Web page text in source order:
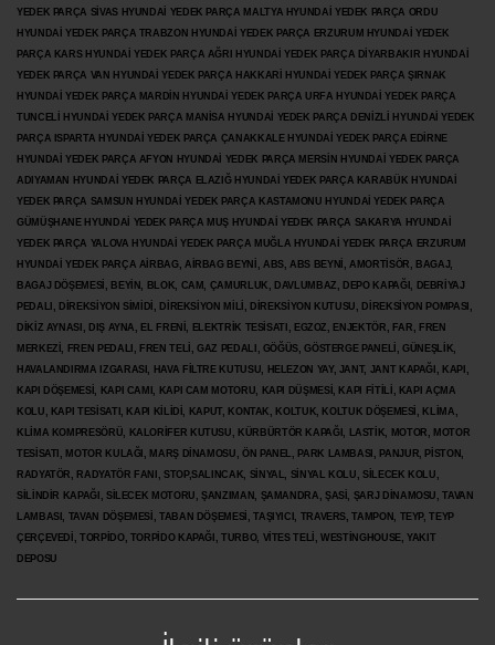
YEDEK PARÇA SİVAS HYUNDAİ YEDEK PARÇA MALTYA HYUNDAİ YEDEK PARÇA ORDU
HYUNDAİ YEDEK PARÇA TRABZON HYUNDAİ YEDEK PARÇA ERZURUM HYUNDAİ YEDEK
PARÇA KARS HYUNDAİ YEDEK PARÇA AĞRI HYUNDAİ YEDEK PARÇA DİYARBAKIR HYUNDAİ
YEDEK PARÇA VAN HYUNDAİ YEDEK PARÇA HAKKARİ HYUNDAİ YEDEK PARÇA ŞIRNAK
HYUNDAİ YEDEK PARÇA MARDİN HYUNDAİ YEDEK PARÇA URFA HYUNDAİ YEDEK PARÇA
TUNCELİ HYUNDAİ YEDEK PARÇA MANİSA HYUNDAİ YEDEK PARÇA DENİZLİ HYUNDAİ YEDEK
PARÇA ISPARTA HYUNDAİ YEDEK PARÇA ÇANAKKALE HYUNDAİ YEDEK PARÇA EDİRNE
HYUNDAİ YEDEK PARÇA AFYON HYUNDAİ YEDEK PARÇA MERSİN HYUNDAİ YEDEK PARÇA
ADIYAMAN HYUNDAİ YEDEK PARÇA ELAZIĞ HYUNDAİ YEDEK PARÇA KARABÜK HYUNDAİ
YEDEK PARÇA SAMSUN HYUNDAİ YEDEK PARÇA KASTAMONU HYUNDAİ YEDEK PARÇA
GÜMÜŞHANE HYUNDAİ YEDEK PARÇA MUŞ HYUNDAİ YEDEK PARÇA SAKARYA HYUNDAİ
YEDEK PARÇA YALOVA HYUNDAİ YEDEK PARÇA MUĞLA HYUNDAİ YEDEK PARÇA ERZURUM
HYUNDAİ YEDEK PARÇA AİRBAG, AİRBAG BEYNİ, ABS, ABS BEYNİ, AMORTİSÖR, BAGAJ,
BAGAJ DÖŞEMESİ, BEYİN, BLOK, CAM, ÇAMURLUK, DAVLUMBAZ, DEPO KAPAĞI, DEBRİYAJ
PEDALI, DİREKSİYON SİMİDİ, DİREKSİYON MİLİ, DİREKSİYON KUTUSU, DİREKSİYON POMPASI,
DİKİZ AYNASI, DIŞ AYNA, EL FRENİ, ELEKTRİK TESİSATI, EGZOZ, ENJEKTÖR, FAR, FREN
MERKEZİ, FREN PEDALI, FREN TELİ, GAZ PEDALI, GÖĞÜS, GÖSTERGE PANELİ, GÜNEŞLİK,
HAVALANDIRMA IZGARASI, HAVA FİLTRE KUTUSU, HELEZON YAY, JANT, JANT KAPAĞI, KAPI,
KAPI DÖŞEMESİ, KAPI CAMI, KAPI CAM MOTORU, KAPI DÜŞMESİ, KAPI FİTİLİ, KAPI AÇMA
KOLU, KAPI TESİSATI, KAPI KİLİDİ, KAPUT, KONTAK, KOLTUK, KOLTUK DÖŞEMESİ, KLİMA,
KLİMA KOMPRESÖRÜ, KALORİFER KUTUSU, KÜRBÜRTÖR KAPAĞI, LASTİK, MOTOR, MOTOR
TESİSATI, MOTOR KULAĞI, MARŞ DİNAMOSU, ÖN PANEL, PARK LAMBASI, PANJUR, PİSTON,
RADYATÖR, RADYATÖR FANI, STOP,SALINCAK, SİNYAL, SİNYAL KOLU, SİLECEK KOLU,
SİLİNDİR KAPAĞI, SİLECEK MOTORU, ŞANZIMAN, ŞAMANDRA, ŞASİ, ŞARJ DİNAMOSU, TAVAN
LAMBASI, TAVAN DÖŞEMESİ, TABAN DÖŞEMESİ, TAŞIYICI, TRAVERS, TAMPON, TEYP, TEYP
ÇERÇEVEDİ, TORPİDO, TORPİDO KAPAĞI, TURBO, VİTES TELİ, WESTİNGHOUSE, YAKIT
DEPOSU